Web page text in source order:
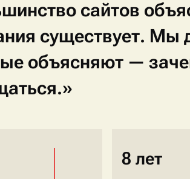
сайтов
существует. Мы
объясняют —
8 лет